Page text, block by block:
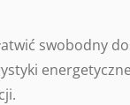
swobodny